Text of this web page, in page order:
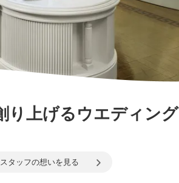
り上げるウエディング
タッフの想いを見る